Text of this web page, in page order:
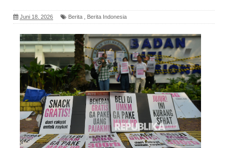
Juni 18, 2026 Berita Berita Indonesia